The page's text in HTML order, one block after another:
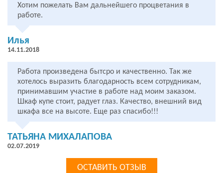
Хотим пожелать Вам дальнейшего процветания в
работе.
Илья
14.11.2018
Работа произведена бытсро и качественно. Так же
хотелось выразить благодарность всем сотрудникам,
принимавшим участие в работе над моим заказом.
Шкаф купе стоит, радует глаз. Качество, внешний вид
шкафа все на высоте. Еще раз спасибо!!!
ТАТЬЯНА МИХАЛАПОВА
02.07.2019
ОСТАВИТЬ ОТЗЫВ